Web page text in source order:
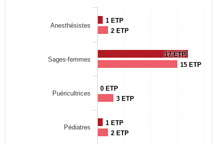
1 ETP
17 ETP
0 ETP
1 ETP
2 ETP
15 ETP
3 ETP
2 ETP
Anesthésistes
Sages-femmes
Puéricultrices
Pédiatres